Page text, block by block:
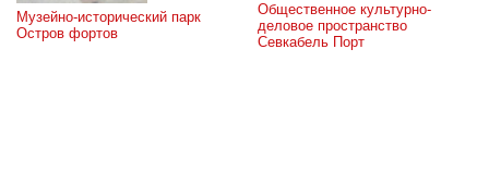
Музейно-исторический парк
Остров фортов
Общественное культурно-
деловое пространство
Севкабель Порт